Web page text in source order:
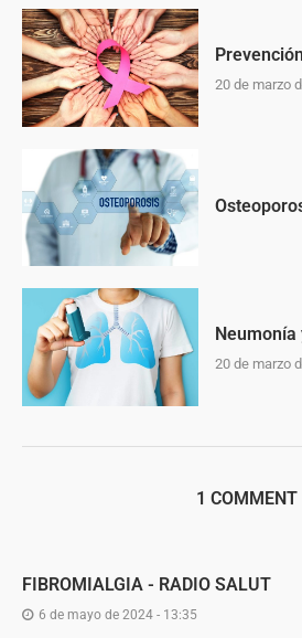
20 de marzo
20 de marzo
1 COMMENT
FIBROMIALGIA - RADIO SALUT
6 de mayo de 2024 - 13:35